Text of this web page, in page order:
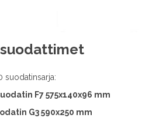
suodattimet
suodatinsarja:
F7 575x140x96 mm
G3 590x250 mm